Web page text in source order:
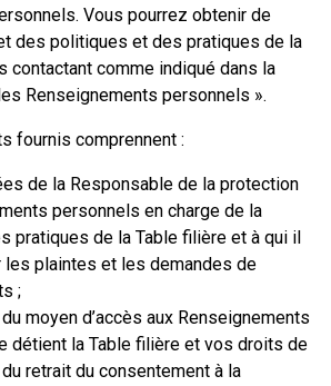
Vous pourrez obtenir de
des politiques et des pratiques de la
contactant comme indiqué dans la
Renseignements personnels ».
fournis comprennent :
de la Responsable de la protection
personnels en charge de la
pratiques de la Table filière et à qui il
les plaintes et les demandes de
;
moyen d’accès aux Renseignements
détient la Table filière et vos droits de
retrait du consentement à la